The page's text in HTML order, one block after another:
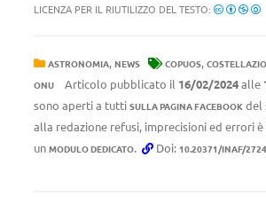
LICENZA PER IL RIUTILIZZO DEL TESTO:
ASTRONOMIA, NEWS COPUOS,
ONU Articolo pubblicato il 16/02/2024alle
sono aperti a tutti SULLA PAGINA FACEBOOK del
alla redazione refusi, imprecisioni ed errori
un MODULO DEDICATO. Doi: 10.20371/INAF/